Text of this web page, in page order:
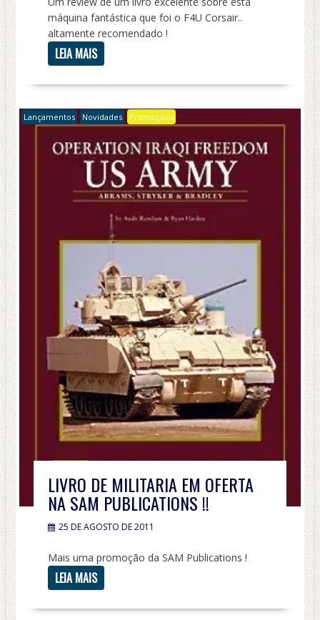
máquina fantástica que foi o F4U Corsair..
altamente recomendado !
LEIA MAIS
Lançamentos Novidades Promoções
LIVRO DE MILITARIA EM OFERTA
NA SAM PUBLICATIONS !!
25 DE AGOSTO DE 2011
Mais uma promoção da SAM Publications !
LEIA MAIS